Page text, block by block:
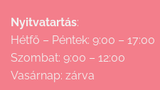
Nyitvatartás:
Hétfő – Péntek: 9:00 – 17:00
Szombat: 9:00 – 12:00
Vasárnap: zárva